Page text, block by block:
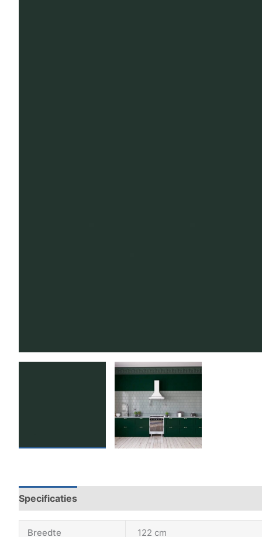
Specificaties
Breedte 122 cm